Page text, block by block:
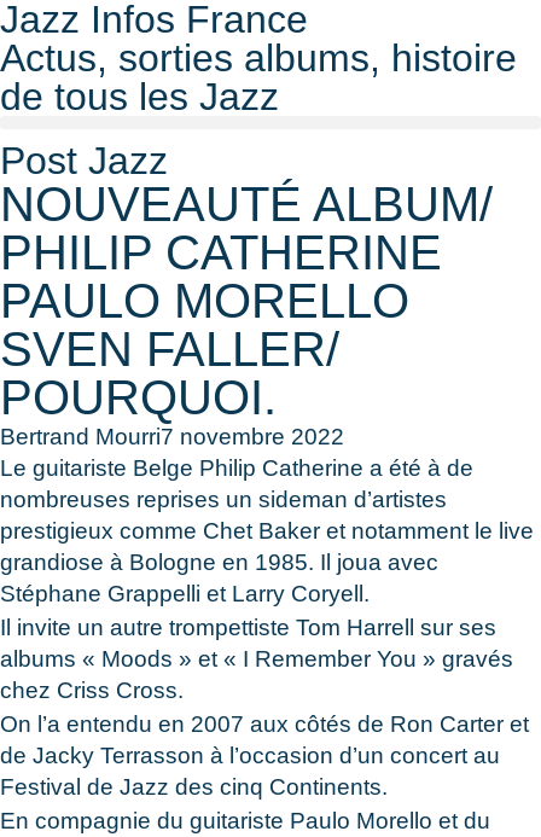
Jazz Infos France
Actus, sorties albums, histoire
de tous les Jazz
Post Jazz
NOUVEAUTÉ ALBUM/
PHILIP CATHERINE
PAULO MORELLO
SVEN FALLER/
POURQUOI.
Bertrand Mourri7 novembre 2022
Le guitariste Belge Philip Catherine a été à de
nombreuses reprises un sideman d’artistes
prestigieux comme Chet Baker et notamment le live
grandiose à Bologne en 1985. Il joua avec
Stéphane Grappelli et Larry Coryell.
Il invite un autre trompettiste Tom Harrell sur ses
albums « Moods » et « I Remember You » gravés
chez Criss Cross.
On l’a entendu en 2007 aux côtés de Ron Carter et
de Jacky Terrasson à l’occasion d’un concert au
Festival de Jazz des cinq Continents.
En compagnie du guitariste Paulo Morello et du